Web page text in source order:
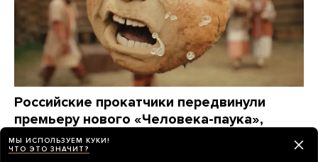
Российские прокатчики передвинули
премьеру нового «Человека-паука»,
чтобы выпустить в прокат фильм
о Колобке
МЫ ИСПОЛЬЗУЕМ КУКИ!
ЧТО ЭТО ЗНАЧИТ?